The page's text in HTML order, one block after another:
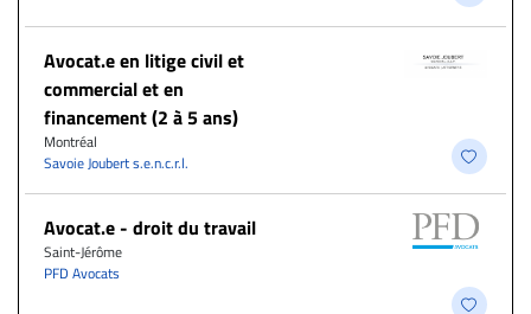
Avocat.e en litige civil et
commercial et en
financement (2 à 5 ans)
Montréal
Savoie Joubert s.e.n.c.r.l.
Avocat.e - droit du travail
Saint-Jérôme
PFD Avocats